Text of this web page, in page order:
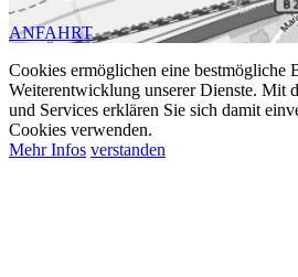
ANFAHRT
Cookies ermöglichen eine bestmögliche
Weiterentwicklung unserer Dienste. Mit
und Services erklären Sie sich damit
Cookies verwenden.
Mehr Infos verstanden